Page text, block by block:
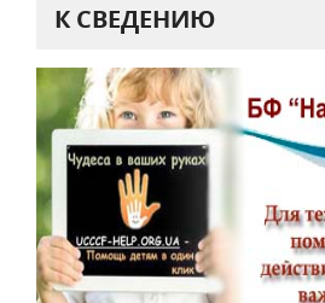
К СВЕДЕНИЮ